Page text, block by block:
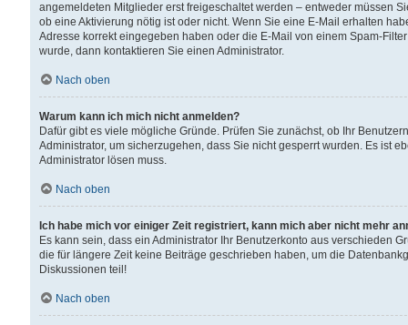
angemeldeten Mitglieder erst freigeschaltet werden – entweder müssen
ob eine Aktivierung nötig ist oder nicht. Wenn Sie eine E-Mail erhalten
Adresse korrekt eingegeben haben oder die E-Mail von einem Spam-
wurde, dann kontaktieren Sie einen Administrator.
Nach oben
Warum kann ich mich nicht anmelden?
Dafür gibt es viele mögliche Gründe. Prüfen Sie zunächst, ob Ihr
Administrator, um sicherzugehen, dass Sie nicht gesperrt wurden. Es ist
Administrator lösen muss.
Nach oben
Ich habe mich vor einiger Zeit registriert, kann mich aber nicht mehr
Es kann sein, dass ein Administrator Ihr Benutzerkonto aus verschieden
die für längere Zeit keine Beiträge geschrieben haben, um die
Diskussionen teil!
Nach oben